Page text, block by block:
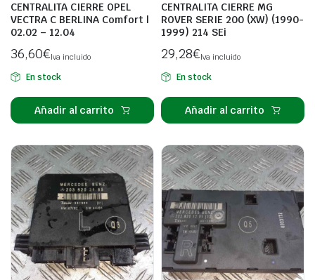
CENTRALITA CIERRE OPEL
VECTRA C BERLINA Comfort |
02.02 – 12.04
36,60€Iva incluido
En stock
Añadir al carrito
CENTRALITA CIERRE MG
ROVER SERIE 200 (XW) (1990-
1999) 214 SEi
29,28€Iva incluido
En stock
Añadir al carrito